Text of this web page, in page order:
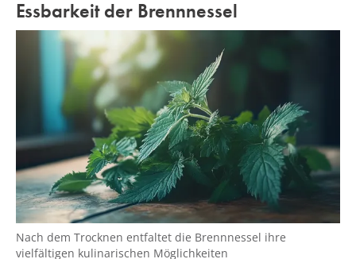
Essbarkeit der Brennnessel
Nach dem Trocknen entfaltet die Brennnessel ihre
vielfältigen kulinarischen Möglichkeiten